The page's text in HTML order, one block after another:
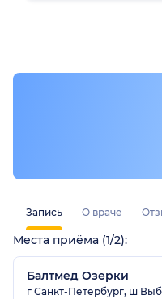
Запись О враче
Места приёма (1/2):
Балтмед Озерки
г Санкт-Петербург, ш